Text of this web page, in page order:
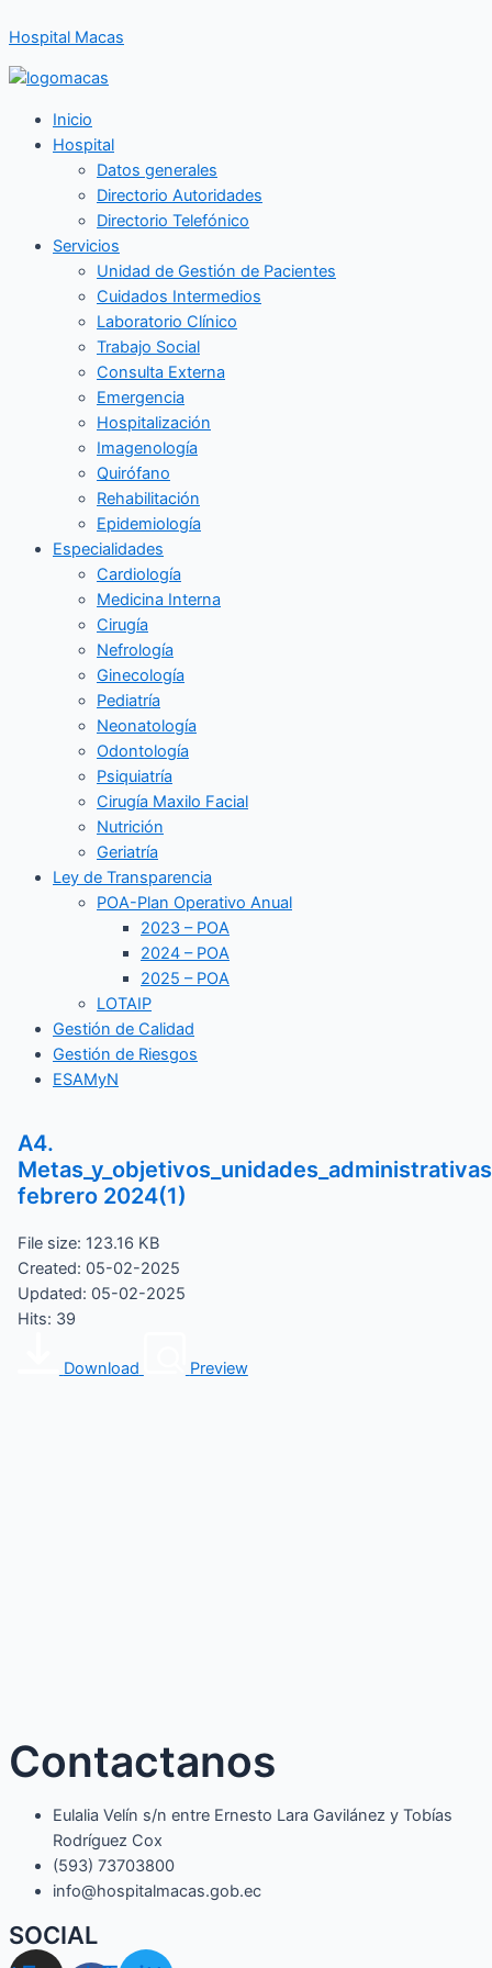
al
contenido
Hospital Macas
Inicio
Hospital
Datos generales
Directorio Autoridades
Directorio Telefónico
Servicios
Unidad de Gestión de Pacientes
Cuidados Intermedios
Laboratorio Clínico
Trabajo Social
Consulta Externa
Emergencia
Hospitalización
Imagenología
Quirófano
Rehabilitación
Epidemiología
Especialidades
Cardiología
Medicina Interna
Cirugía
Nefrología
Ginecología
Pediatría
Neonatología
Odontología
Psiquiatría
Cirugía Maxilo Facial
Nutrición
Geriatría
Ley de Transparencia
POA-Plan Operativo Anual
2023 – POA
2024 – POA
2025 – POA
LOTAIP
Gestión de Calidad
Gestión de Riesgos
ESAMyN
A4.
Metas_y_objetivos_unidades_administrativas
febrero 2024(1)
File size: 123.16 KB
Created: 05-02-2025
Updated: 05-02-2025
Hits: 39
Download Preview
Contactanos
Eulalia Velín s/n entre Ernesto Lara Gavilánez y Tobías
Rodríguez Cox
(593) 73703800​
info@hospitalmacas.gob.ec
SOCIAL